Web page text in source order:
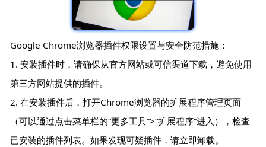
Google Chrome浏览器插件权限设置与安全防范措施：
1. 安装插件时，请确保从官方网站或可信渠道下载，避免使用
第三方网站提供的插件。
2. 在安装插件后，打开Chrome浏览器的扩展程序管理页面
（可以通过点击菜单栏的“更多工具”>“扩展程序”进入），检查
已安装的插件列表。如果发现可疑插件，请立即卸载。